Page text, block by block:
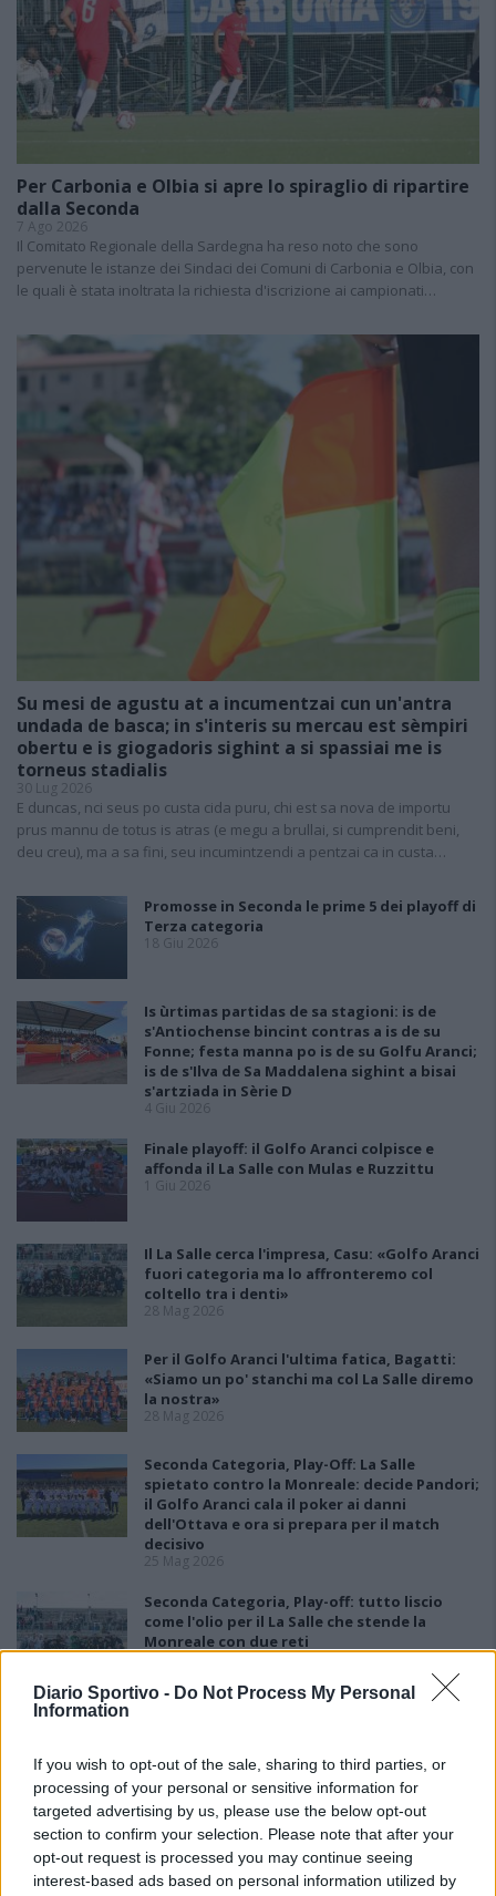
Diario Sportivo - Do Not Process My Personal
Information
If you wish to opt-out of the sale, sharing to third parties, or
processing of your personal or sensitive information for
targeted advertising by us, please use the below opt-out
section to confirm your selection. Please note that after your
opt-out request is processed you may continue seeing
interest-based ads based on personal information utilized by
Per Carbonia e Olbia si apre lo spiraglio di ripartire
dalla Seconda
7 Ago 2026
Il Comitato Regionale della Sardegna ha reso noto che sono
pervenute le istanze dei Sindaci dei Comuni di Carbonia e Olbia, con
le quali è stata inoltrata la richiesta d'iscrizione ai campionati…
Su mesi de agustu at a incumentzai cun un'antra
undada de basca; in s'interis su mercau est sèmpiri
obertu e is giogadoris sighint a si spassiai me is
torneus stadialis
30 Lug 2026
E duncas, nci seus po custa cida puru, chi est sa nova de importu
prus mannu de totus is atras (e megu a brullai, si cumprendit beni,
deu creu), ma a sa fini, seu incumintzendi a pentzai ca in custa…
Promosse in Seconda le prime 5 dei playoff di
Terza categoria
18 Giu 2026
Is ùrtimas partidas de sa stagioni: is de
s'Antiochense bincint contras a is de su
Fonne; festa manna po is de su Golfu Aranci;
is de s'Ilva de Sa Maddalena sighint a bisai
s'artziada in Sèrie D
4 Giu 2026
Finale playoff: il Golfo Aranci colpisce e
affonda il La Salle con Mulas e Ruzzittu
1 Giu 2026
Il La Salle cerca l'impresa, Casu: «Golfo Aranci
fuori categoria ma lo affronteremo col
coltello tra i denti»
28 Mag 2026
Per il Golfo Aranci l'ultima fatica, Bagatti:
«Siamo un po' stanchi ma col La Salle diremo
la nostra»
28 Mag 2026
Seconda Categoria, Play-Off: La Salle
spietato contro la Monreale: decide Pandori;
il Golfo Aranci cala il poker ai danni
dell'Ottava e ora si prepara per il match
decisivo
25 Mag 2026
Seconda Categoria, Play-off: tutto liscio
come l'olio per il La Salle che stende la
Monreale con due reti
18 Mag 2026
Seconda Categoria, Play-Out: colpo grosso
11 Mag 2026